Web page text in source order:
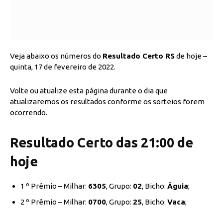
Veja abaixo os números do Resultado Certo RSde hoje –
quinta, 17 de fevereiro de 2022.
Volte ou atualize esta página durante o dia que
atualizaremos os resultados conforme os sorteios forem
ocorrendo.
Resultado Certo das 21:00 de
hoje
1 º Prêmio – Milhar: 6305, Grupo: 02, Bicho: Águia;
2 º Prêmio – Milhar: 0700, Grupo: 25, Bicho: Vaca;